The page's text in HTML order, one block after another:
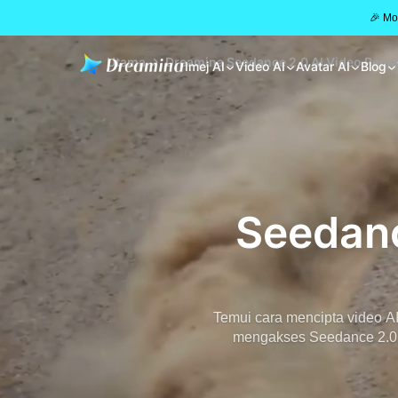
🎉
Imej AI Video AI Avatar AI Blog
Utama Dreamina Seedance 2.0 AI Video
Temui cara mencipta video
mengakses Seedance